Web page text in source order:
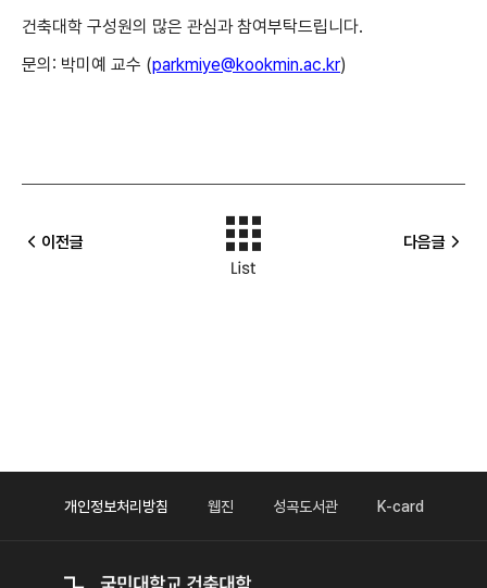
건축대학 구성원의 많은 관심과 참여부탁드립니다.
문의: 박미예 교수 (parkmiye@kookmin.ac.kr)
이전글 다음글
개인정보처리방침 웹진 성곡도서관 K-card